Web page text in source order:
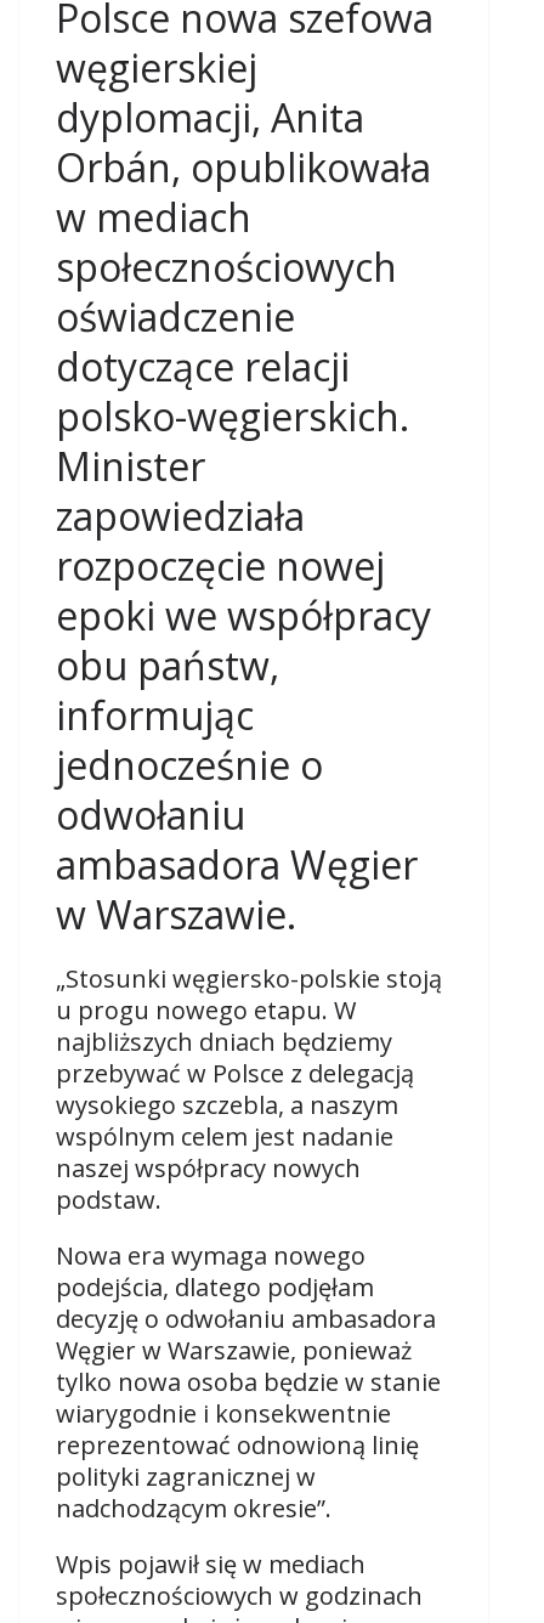
Polsce nowa szefowa
węgierskiej
dyplomacji, Anita
Orbán, opublikowała
w mediach
społecznościowych
oświadczenie
dotyczące relacji
polsko-węgierskich.
Minister
zapowiedziała
rozpoczęcie nowej
epoki we współpracy
obu państw,
informując
jednocześnie o
odwołaniu
ambasadora Węgier
w Warszawie.
„Stosunki węgiersko-polskie stoją
u progu nowego etapu. W
najbliższych dniach będziemy
przebywać w Polsce z delegacją
wysokiego szczebla, a naszym
wspólnym celem jest nadanie
naszej współpracy nowych
podstaw.
Nowa era wymaga nowego
podejścia, dlatego podjęłam
decyzję o odwołaniu ambasadora
Węgier w Warszawie, ponieważ
tylko nowa osoba będzie w stanie
wiarygodnie i konsekwentnie
reprezentować odnowioną linię
polityki zagranicznej w
nadchodzącym okresie”.
Wpis pojawił się w mediach
społecznościowych w godzinach